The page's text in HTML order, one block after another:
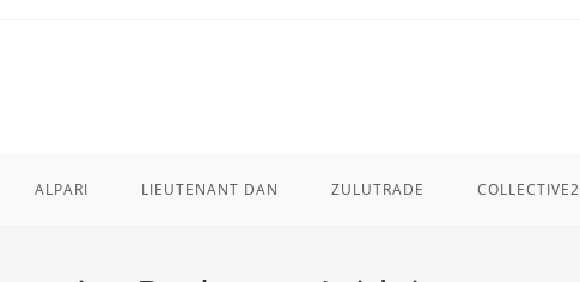
ALPARI LIEUTENANT DAN ZULUTRADE COLLECTIVE2